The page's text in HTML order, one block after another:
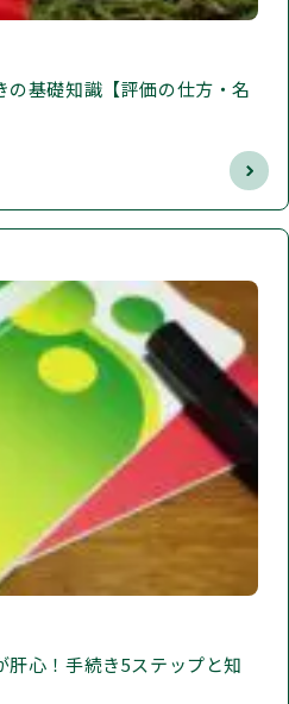
基礎知識【評価の仕方・名
心！手続き5ステップと知